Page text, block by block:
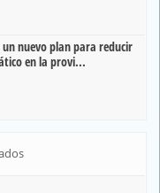
nuevo plan para reducir
en la provi...